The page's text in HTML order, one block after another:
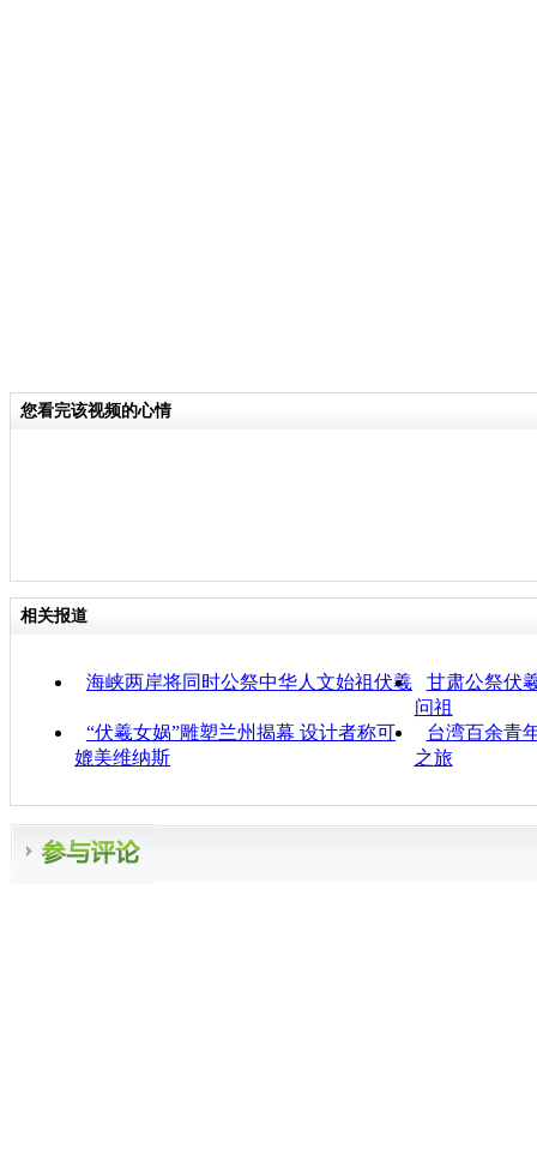
您看完该视频的心情
相关报道
海峡两岸将同时公祭中华人文始祖伏羲
甘肃公祭伏
问祖
“伏羲女娲”雕塑兰州揭幕 设计者称可
媲美维纳斯
台湾百余青
之旅